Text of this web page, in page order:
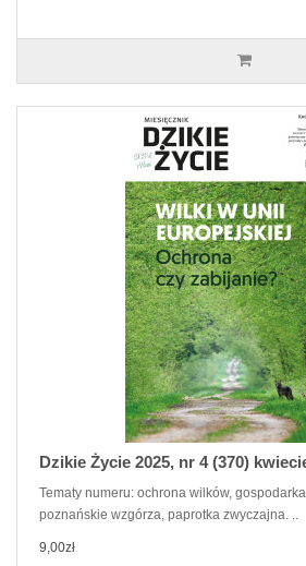
Dzikie Życie 2025, nr 4 (370)
Tematy numeru: ochrona wilków,
poznańskie wzgórza, paprotka zwyczajna. ..
9,00zł